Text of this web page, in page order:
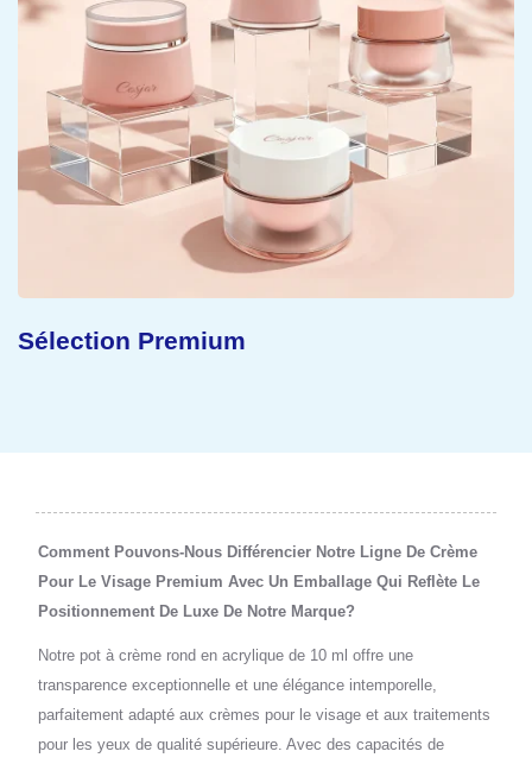
Concept Durable
Comment Pouvons-Nous Différencier Notre Ligne De Crème
Pour Le Visage Premium Avec Un Emballage Qui Reflète Le
Positionnement De Luxe De Notre Marque?
Notre pot à crème rond en acrylique de 10 ml offre une
transparence exceptionnelle et une élégance intemporelle,
parfaitement adapté aux crèmes pour le visage et aux traitements
pour les yeux de qualité supérieure. Avec des capacités de